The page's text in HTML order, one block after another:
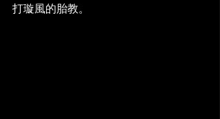
打璇風的胎教。